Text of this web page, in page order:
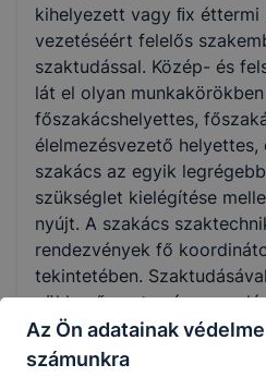
Okleveles technikusképzés
Nem
kihelyezett vagy ﬁx éttermi
vezetéséért felelős
szaktudással. Közép- és
lát el olyan
főszakácshelyettes,
élelmezésvezető helyettes,
szakács az egyik
szükséglet kielégítése
nyújt. A szakács
rendezvények fő
tekintetében.
zökkenőmentes és a
célzó munkavégzést.
A szakma jó választás
Az Ön adatainak
számunkra